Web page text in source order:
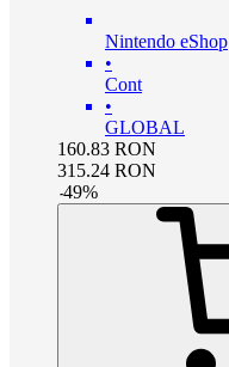
Nintendo eShop
•
Cont
•
GLOBAL
160.83 RON
315.24 RON
-49%